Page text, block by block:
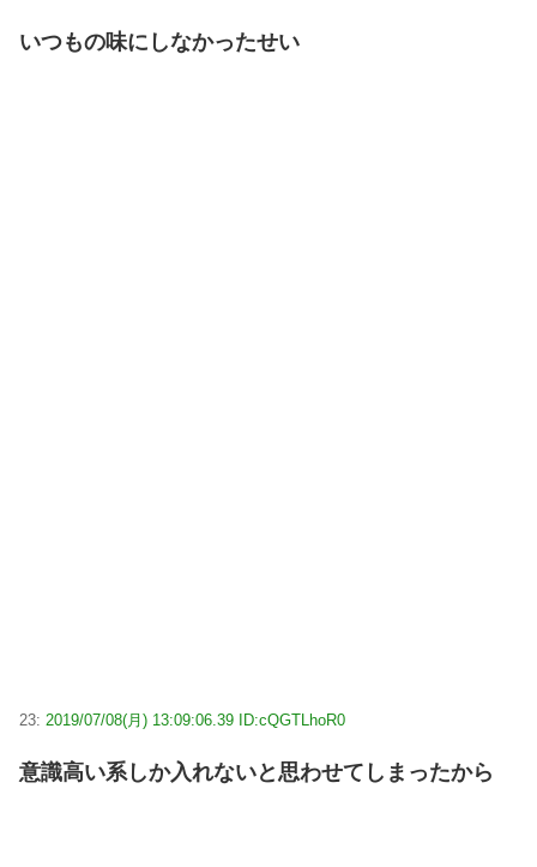
いつもの味にしなかったせい
23: 2019/07/08(月) 13:09:06.39 ID:cQGTLhoR0
意識高い系しか入れないと思わせてしまったから